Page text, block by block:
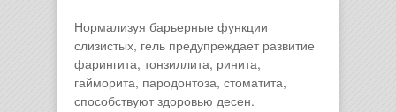
Нормализуя барьерные функции
слизистых, гель предупреждает развитие
фарингита, тонзиллита, ринита,
гайморита, пародонтоза, стоматита,
способствуют здоровью десен.